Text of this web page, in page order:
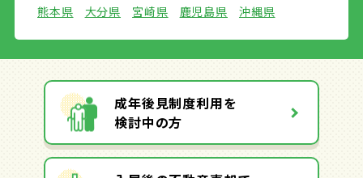
熊本県
大分県 宮崎県 鹿児島県 沖縄県
成年後見制度利用を
検討中の方